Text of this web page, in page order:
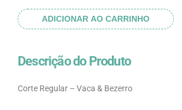
ADICIONAR AO CARRINHO
Descrição do Produto
Corte Regular – Vaca & Bezerro